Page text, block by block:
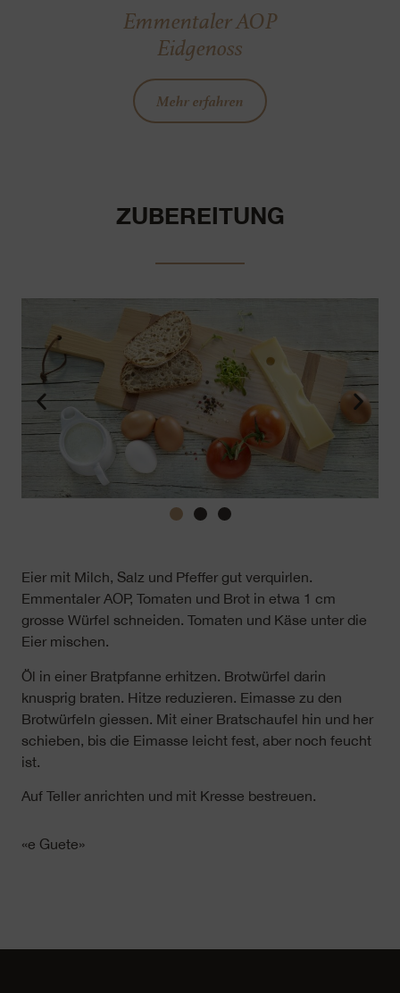
Emmentaler AOP
Eidgenoss
Mehr erfahren
ZUBEREITUNG
Eier mit Milch, Salz und Pfeffer gut verquirlen.
Emmentaler AOP, Tomaten und Brot in etwa 1 cm
grosse Würfel schneiden. Tomaten und Käse unter die
Eier mischen.
Öl in einer Bratpfanne erhitzen. Brotwürfel darin
knusprig braten. Hitze reduzieren. Eimasse zu den
Brotwürfeln giessen. Mit einer Bratschaufel hin und her
schieben, bis die Eimasse leicht fest, aber noch feucht
ist.
Auf Teller anrichten und mit Kresse bestreuen.
«e Guete»